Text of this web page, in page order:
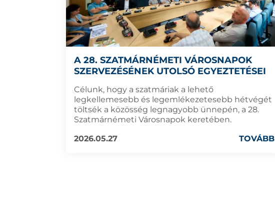
A 28. SZATMÁRNÉMETI VÁROSNAPOK
SZERVEZÉSÉNEK UTOLSÓ EGYEZTETÉSEI
Célunk, hogy a szatmáriak a lehető
legkellemesebb és legemlékezetesebb hétvégét
töltsék a közösség legnagyobb ünnepén, a 28.
Szatmárnémeti Városnapok keretében.
2026.05.27
TOVÁBB